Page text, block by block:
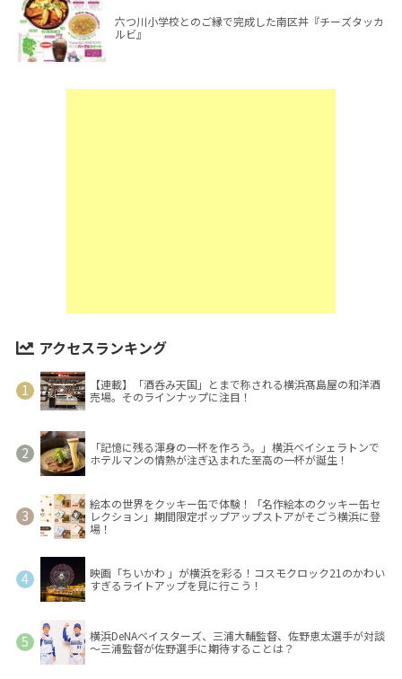
六つ川小学校とのご縁で完成した南区丼『チーズタッカ
ルビ』
アクセスランキング
【連載】「酒呑み天国」とまで称される横浜髙島屋の和洋酒
売場。そのラインナップに注目！
「記憶に残る渾身の一杯を作ろう。」横浜ベイシェラトンで
ホテルマンの情熱が注ぎ込まれた至高の一杯が誕生！
絵本の世界をクッキー缶で体験！「名作絵本のクッキー缶セ
レクション」期間限定ポップアップストアがそごう横浜に登
場！
映画「ちいかわ 」が横浜を彩る！コスモクロック21のかわい
すぎるライトアップを見に行こう！
横浜DeNAベイスターズ、三浦大輔監督、佐野恵太選手が対談
～三浦監督が佐野選手に期待することは？